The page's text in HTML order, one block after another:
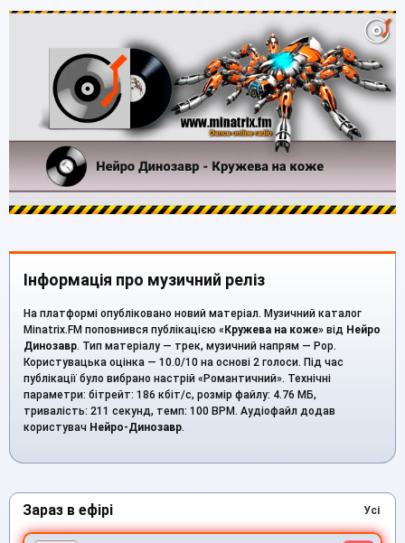
Інформація про музичний реліз
На платформі опубліковано новий матеріал. Музичний каталог
Minatrix.FM поповнився публікацією «Кружева на коже» від Нейро
Динозавр. Тип матеріалу — трек, музичний напрям — Pop.
Користувацька оцінка — 10.0/10 на основі 2 голоси. Під час
публікації було вибрано настрій «Романтичний». Технічні
параметри: бітрейт: 186 кбіт/с, розмір файлу: 4.76 МБ,
тривалість: 211 секунд, темп: 100 BPM. Аудіофайл додав
користувач Нейро-Динозавр.
Зараз в ефірі Усі